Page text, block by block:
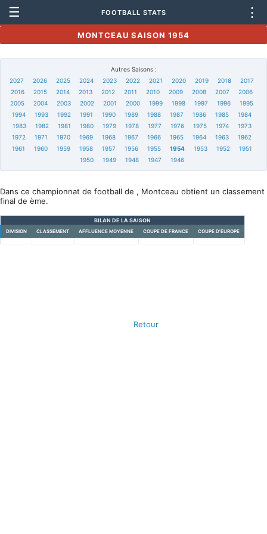
☰ FOOTBALL STATS ⋮
MONTCEAU SAISON 1954
Autres Saisons :
2027
2026 2025 2024 2023 2022 2021 2020 2019 2018
2017
2016
2015 2014 2013 2012 2011 2010 2009 2008 2007
2006
2005
2004 2003 2002 2001 2000 1999 1998 1997 1996
1995
1994
1993 1992 1991 1990 1989 1988 1987 1986 1985
1984
1983
1982 1981 1980 1979 1978 1977 1976 1975 1974
1973
1972
1971 1970 1969 1968 1967 1966 1965 1964 1963
1962
1961
1960 1959 1958 1957 1956 1955 1954 1953 1952
1951
1950
1949 1948 1947 1946
Dans ce championnat de football de , Montceau obtient un classement
final de ème.
BILAN DE LA SAISON
DIVISION CLASSEMENT AFFLUENCE MOYENNE COUPE DE FRANCE COUPE D'EUROPE
Retour